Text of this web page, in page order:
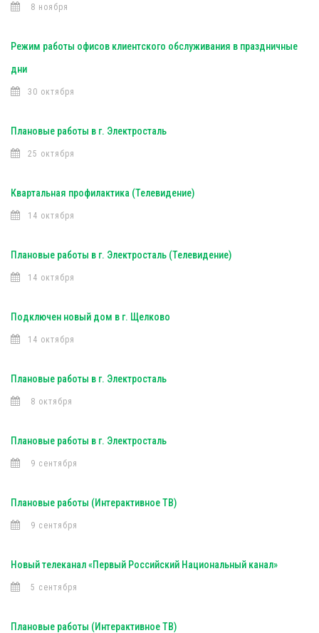
8 ноября
Режим работы офисов клиентского обслуживания в праздничные
дни
30 октября
Плановые работы в г. Электросталь
25 октября
Квартальная профилактика (Телевидение)
14 октября
Плановые работы в г. Электросталь (Телевидение)
14 октября
Подключен новый дом в г. Щелково
14 октября
Плановые работы в г. Электросталь
8 октября
Плановые работы в г. Электросталь
9 сентября
Плановые работы (Интерактивное ТВ)
9 сентября
Новый телеканал «Первый Российский Национальный канал»
5 сентября
Плановые работы (Интерактивное ТВ)